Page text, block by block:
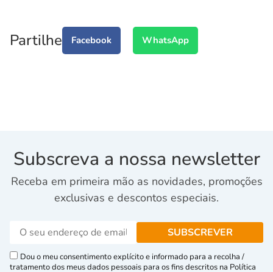
Partilhe Facebook WhatsApp
Subscreva a nossa newsletter
Receba em primeira mão as novidades, promoções
exclusivas e descontos especiais.
Dou o meu consentimento explícito e informado para a recolha /
tratamento dos meus dados pessoais para os fins descritos na Política